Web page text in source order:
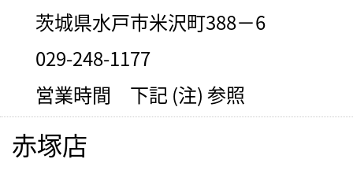
茨城県水戸市米沢町388－6
029-248-1177
営業時間 下記 (注) 参照
赤塚店